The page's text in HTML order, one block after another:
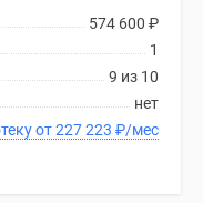
574 600 ₽
1
9 из 10
нет
В ипотеку от 227 223 ₽/мес